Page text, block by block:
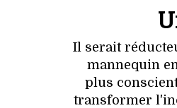
Il serait
mannequin
plus
transformer